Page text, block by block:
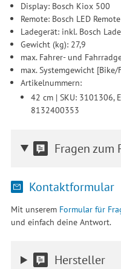
Display: Bosch Kiox 500
Remote: Bosch LED Remote
Ladegerät: inkl. Bosch
Gewicht (kg): 27,9
max. Fahrer- und
max. Systemgewicht
Artikelnummern:
42 cm | SKU: 3101306,
8132400353
Fragen zum
Kontaktformular
Mit unserem Formular für
und einfach deine Antwort.
Hersteller